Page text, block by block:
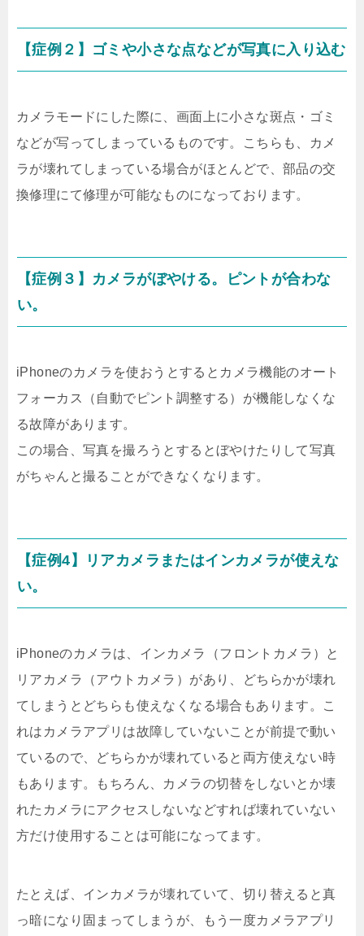
【症例２】ゴミや小さな点などが写真に入り込む
カメラモードにした際に、画面上に小さな斑点・ゴミ
などが写ってしまっているものです。こちらも、カメ
ラが壊れてしまっている場合がほとんどで、部品の交
換修理にて修理が可能なものになっております。
【症例３】カメラがぼやける。ピントが合わな
い。
iPhoneのカメラを使おうとするとカメラ機能のオート
フォーカス（自動でピント調整する）が機能しなくな
る故障があります。
この場合、写真を撮ろうとするとぼやけたりして写真
がちゃんと撮ることができなくなります。
【症例4】リアカメラまたはインカメラが使えな
い。
iPhoneのカメラは、インカメラ（フロントカメラ）と
リアカメラ（アウトカメラ）があり、どちらかが壊れ
てしまうとどちらも使えなくなる場合もあります。こ
れはカメラアプリは故障していないことが前提で動い
ているので、どちらかが壊れていると両方使えない時
もあります。もちろん、カメラの切替をしないとか壊
れたカメラにアクセスしないなどすれば壊れていない
方だけ使用することは可能になってます。
たとえば、インカメラが壊れていて、切り替えると真
っ暗になり固まってしまうが、もう一度カメラアプリ